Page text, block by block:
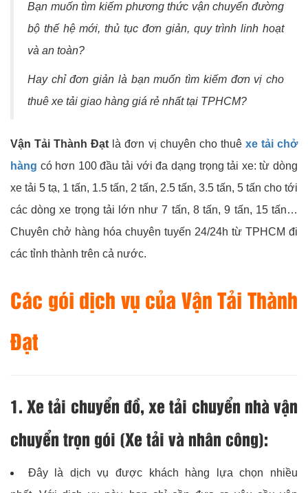
Bạn muốn tìm kiếm phương thức vận chuyển đường
bộ thế hệ mới, thủ tục đơn giản, quy trình linh hoạt
và an toàn?
Hay chỉ đơn giản là bạn muốn tìm kiếm đơn vị cho
thuê xe tải giao hàng giá rẻ nhất tại TPHCM?
Vận Tải Thành Đạt là đơn vị chuyên cho thuê xe tải chở
hàng có hơn 100 đầu tải với đa dạng trọng tải xe: từ dòng
xe tải 5 tạ, 1 tấn, 1.5 tấn, 2 tấn, 2.5 tấn, 3.5 tấn, 5 tấn cho tới
các dòng xe trọng tải lớn như 7 tấn, 8 tấn, 9 tấn, 15 tấn…
Chuyên chở hàng hóa chuyên tuyến 24/24h từ TPHCM đi
các tỉnh thành trên cả nước.
Các gói dịch vụ của Vận Tải Thành
Đạt
1. Xe tải chuyển đồ, xe tải chuyển nhà vận
chuyển trọn gói (Xe tải và nhân công):
Đây là dịch vụ được khách hàng lựa chọn nhiều